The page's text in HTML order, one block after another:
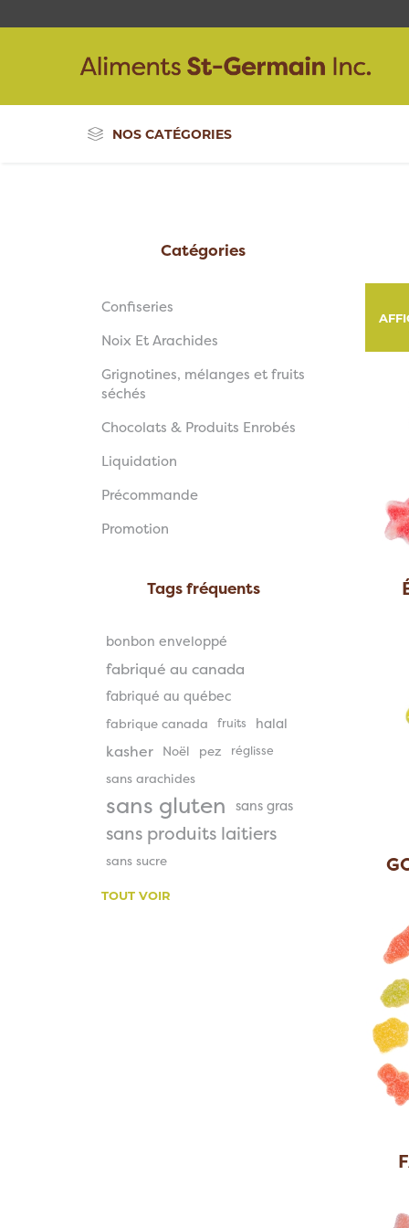
NOS CATÉGORIES
Catégories
Confiseries
Noix Et Arachides
Grignotines, mélanges et fruits
séchés
Chocolats & Produits Enrobés
Liquidation
Précommande
Promotion
Tags fréquents
bonbon enveloppé
fabriqué au canada
fabriqué au québec
fabrique canada fruits halal
kasher Noël pez réglisse
sans arachides
sans gluten sans gras
sans produits laitiers
sans sucre
TOUT VOIR